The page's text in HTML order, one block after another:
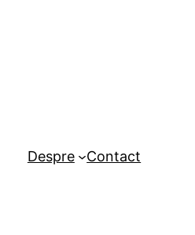
Despre Contact